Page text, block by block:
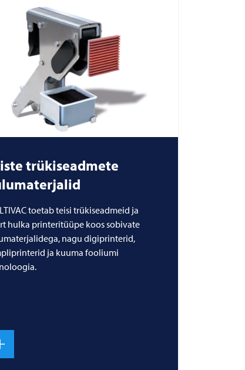
trükiseadmete
toetab teisi trükiseadmeid ja
hulka printeritüüpe koos sobivate
nagu digiprinterid,
ja kuuma fooliumi